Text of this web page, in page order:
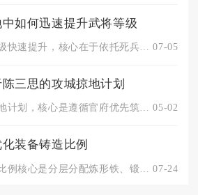
如何迅速提升武将等级
后期攻城掠地武将等级快速提升，核心在于依托死兵经验机制，搭配... 07-05
三思的攻城掠地计划
开启陈三思的攻城掠地计划，核心是遵循官府优先筑根基、武将搭配... 05-02
装备铸造比例
07-24